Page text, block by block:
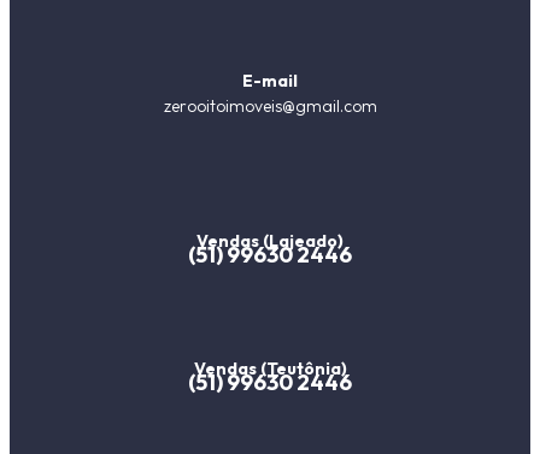
E-mail
zerooitoimoveis@gmail.com
Vendas (Lajeado)
(51) 99630 2446
Vendas (Teutônia)
(51) 99630 2446